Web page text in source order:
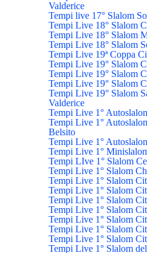
Valderice
Tempi live 17° Slalom
Tempi Live 18° Slalom
Tempi Live 18° Slalom
Tempi Live 18° Slalom
Tempi Live 19ª Coppa
Tempi Live 19° Slalom
Tempi Live 19° Slalom
Tempi Live 19° Slalom
Tempi Live 19° Slalom
Valderice
Tempi Live 1°
Tempi Live 1°
Belsito
Tempi Live 1°
Tempi Live 1°
Tempi LIve 1° Slalom
Tempi Live 1° Slalom
Tempi Live 1° Slalom
Tempi Live 1° Slalom
Tempi Live 1° Slalom
Tempi Live 1° Slalom
Tempi Live 1° Slalom
Tempi Live 1° Slalom
Tempi Live 1° Slalom
Tempi Live 1° Slalom